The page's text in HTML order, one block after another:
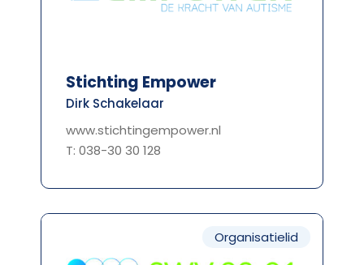
Stichting Empower
Dirk Schakelaar
www.stichtingempower.nl
T: 038-30 30 128
Organisatielid